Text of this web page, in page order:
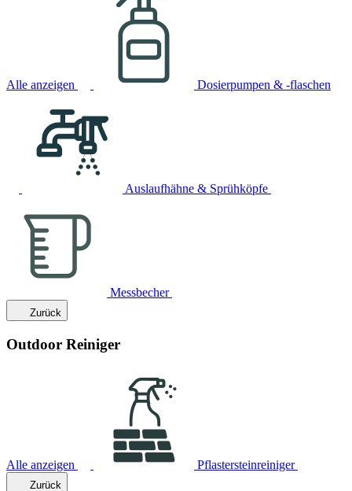
Alle anzeigen Dosierpumpen & -flaschen
Auslaufhähne & Sprühköpfe
Messbecher
Zurück
Outdoor Reiniger
Alle anzeigen Pflastersteinreiniger
Zurück